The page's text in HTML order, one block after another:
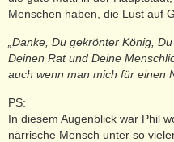
Menschen haben, die Lust auf
„Danke, Du gekrönter König,
Deinen Rat und Deine
auch wenn man mich für einen
PS:
In diesem Augenblick war Phil
närrische Mensch unter so